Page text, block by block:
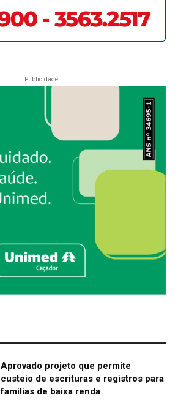
Publicidade
Aprovado projeto que permite
custeio de escrituras e registros para
famílias de baixa renda